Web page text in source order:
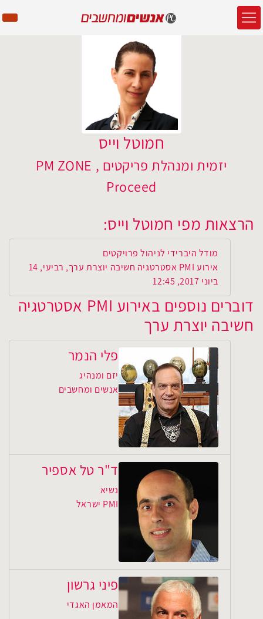
חמוטל וייס
יזמית ומנהלת פריקטים , PM ZONE
Proceed
הרצאות מפי חמוטל וייס:
מודל היברידי לניהול פרויקטים
אירוע PMI אסטרטגיה חשיבה יוצרת ערך, רביעי, 14
ביוני 2017, 12:45
דוברים נוספים באירוע PMI אסטרטגיה
חשיבה יוצרת ערך
פלי הנמר
יזם ומנהיג
אנשים ומחשבים
ד"ר טל אספיר
נשיא
PMI ישראל
פיני גרשון
המאמן האגדי